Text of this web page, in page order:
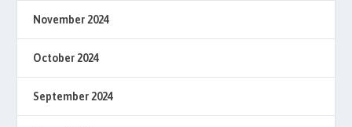
November 2024
October 2024
September 2024